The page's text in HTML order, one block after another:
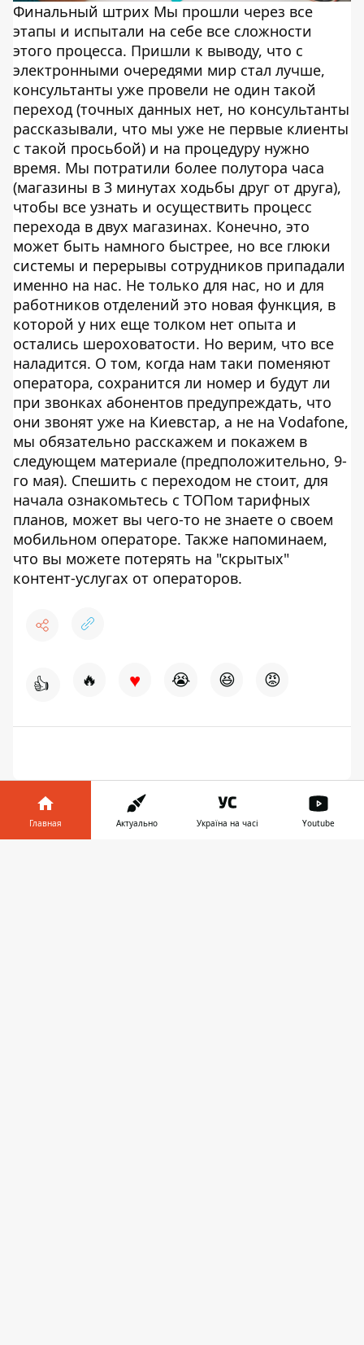
Финальный штрих Мы прошли через все
этапы и испытали на себе все сложности
этого процесса. Пришли к выводу, что с
электронными очередями мир стал лучше,
консультанты уже провели не один такой
переход (точных данных нет, но консультанты
рассказывали, что мы уже не первые клиенты
с такой просьбой) и на процедуру нужно
время. Мы потратили более полутора часа
(магазины в 3 минутах ходьбы друг от друга),
чтобы все узнать и осуществить процесс
перехода в двух магазинах. Конечно, это
может быть намного быстрее, но все глюки
системы и перерывы сотрудников припадали
именно на нас. Не только для нас, но и для
работников отделений это новая функция, в
которой у них еще толком нет опыта и
остались шероховатости. Но верим, что все
наладится. О том, когда нам таки поменяют
оператора, сохранится ли номер и будут ли
при звонках абонентов предупреждать, что
они звонят уже на Киевстар, а не на Vodafone,
мы обязательно расскажем и покажем в
следующем материале (предположительно, 9-
го мая). Спешить с переходом не стоит, для
начала ознакомьтесь с ТОПом тарифных
планов, может вы чего-то не знаете о своем
мобильном операторе. Также напоминаем,
что вы можете потерять на "скрытых"
контент-услугах от операторов.
👍 🔥 ♥ 😭 😆 😡
Главная Актуально Україна на часі Youtube